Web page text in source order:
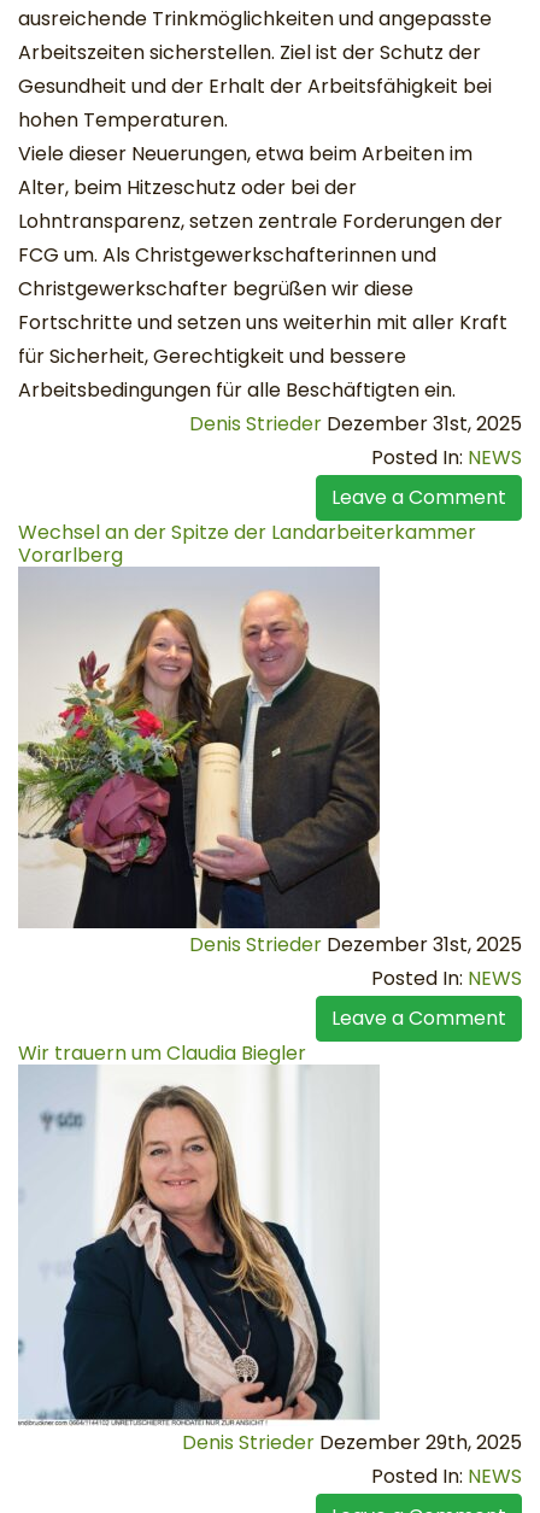
ausreichende Trinkmöglichkeiten und angepasste
Arbeitszeiten sicherstellen. Ziel ist der Schutz der
Gesundheit und der Erhalt der Arbeitsfähigkeit bei
hohen Temperaturen.
Viele dieser Neuerungen, etwa beim Arbeiten im
Alter, beim Hitzeschutz oder bei der
Lohntransparenz, setzen zentrale Forderungen der
FCG um. Als Christgewerkschafterinnen und
Christgewerkschafter begrüßen wir diese
Fortschritte und setzen uns weiterhin mit aller Kraft
für Sicherheit, Gerechtigkeit und bessere
Arbeitsbedingungen für alle Beschäftigten ein.
Denis Strieder Dezember 31st, 2025
Posted In: NEWS
Leave a Comment
Wechsel an der Spitze der Landarbeiterkammer
Vorarlberg
Denis Strieder Dezember 31st, 2025
Posted In: NEWS
Leave a Comment
Wir trauern um Claudia Biegler
Denis Strieder Dezember 29th, 2025
Posted In: NEWS